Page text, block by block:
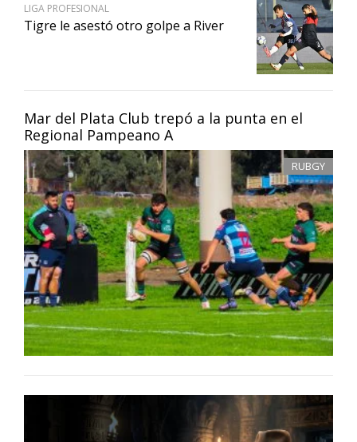
Mar del Plata Club trepó a la punta en el
Regional Pampeano A
RUBGY
LIGA PROFESIONAL
Tigre le asestó otro golpe a River